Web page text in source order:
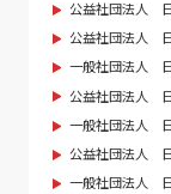
公益社団法人
公益社団法人
一般社団法人
公益社団法人
一般社団法人
公益社団法人
一般社団法人